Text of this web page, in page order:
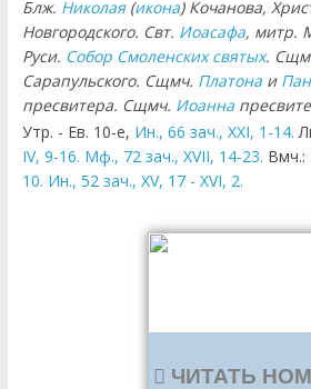
Блж. Николая(икона) Кочанова,
Новгородского. Свт. Иоасафа, митр.
Руси. Собор Смоленских святых.
Сарапульского. Сщмч. Платонаи
пресвитера. Сщмч. Иоанна
Утр. - Ев. 10-е, Ин., 66 зач., XXI, 1-14.
IV, 9-16. Мф., 72 зач., XVII, 14-23. Вмч.:
10. Ин., 52 зач., XV, 17 - XVI, 2.
ЧИТАТЬ